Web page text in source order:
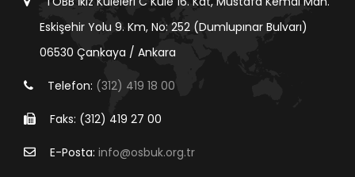
Eskişehir Yolu 9. Km, No: 252 (Dumlupınar Bulvarı)
06530 Çankaya / Ankara
Telefon: (312) 419 18 00
Faks: (312) 419 27 00
E-Posta: info@osbuk.org.tr